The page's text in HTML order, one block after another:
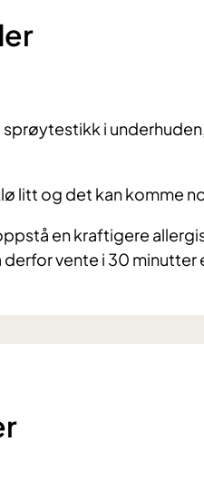
i
litt og det kan komme
en kraftigere
vente i 30 minutter